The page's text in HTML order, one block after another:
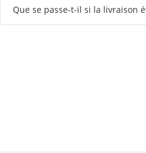
Que se passe-t-il si la livraison